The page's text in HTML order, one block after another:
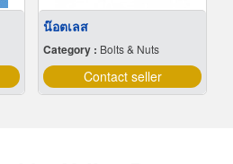
น๊อตเลส
Category : Bolts & Nuts
Contact seller